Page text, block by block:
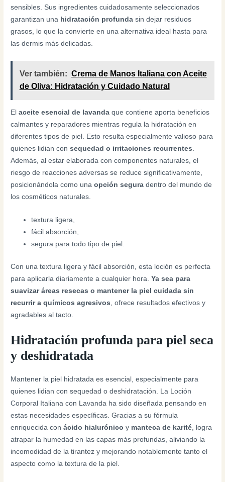
sensibles. Sus ingredientes cuidadosamente seleccionados
garantizan una hidratación profunda sin dejar residuos
grasos, lo que la convierte en una alternativa ideal hasta para
las dermis más delicadas.
Ver también: Crema de Manos Italiana con Aceite
de Oliva: Hidratación y Cuidado Natural
Elaceite esencial de lavanda que contiene aporta beneficios
calmantes y reparadores mientras regula la hidratación en
diferentes tipos de piel. Esto resulta especialmente valioso para
quienes lidian consequedad o irritaciones recurrentes.
Además, al estar elaborada con componentes naturales, el
riesgo de reacciones adversas se reduce significativamente,
posicionándola como unaopción segura dentro del mundo de
los cosméticos naturales.
textura ligera,
fácil absorción,
segura para todo tipo de piel.
Con una textura ligera y fácil absorción, esta loción es perfecta
para aplicarla diariamente a cualquier hora.Ya sea para
suavizar áreas resecas o mantener la piel cuidada sin
recurrir a químicos agresivos , ofrece resultados efectivos y
agradables al tacto.
Hidratación profunda para piel seca
y deshidratada
Mantener la piel hidratada es esencial, especialmente para
quienes lidian con sequedad o deshidratación. La Loción
Corporal Italiana con Lavanda ha sido diseñada pensando en
estas necesidades específicas. Gracias a su fórmula
enriquecida conácido hialurónico y manteca de karité , logra
atrapar la humedad en las capas más profundas, aliviando la
incomodidad de la tirantez y mejorando notablemente tanto el
aspecto como la textura de la piel.